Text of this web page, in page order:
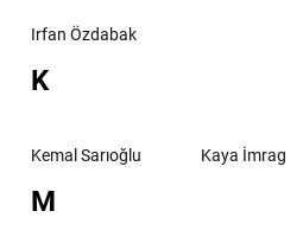
Irfan Özdabak
K
Kemal Sarıoğlu Kaya İmrag
M